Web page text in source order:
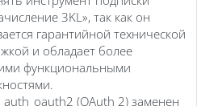
3KL», так как он
гарантийной технической
и обладает более
функциональными
auth_oauth2 (OAuth 2) заменен